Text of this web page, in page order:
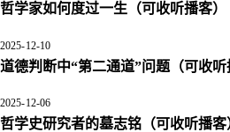
哲学家如何度过一生 （可收听播客）
2025-12-10
道德判断中“第二通道”问题 （可收听
2025-12-06
哲学史研究者的墓志铭 （可收听播客